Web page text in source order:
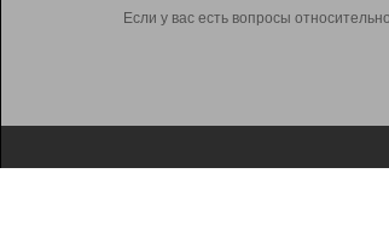
Если у вас есть вопросы